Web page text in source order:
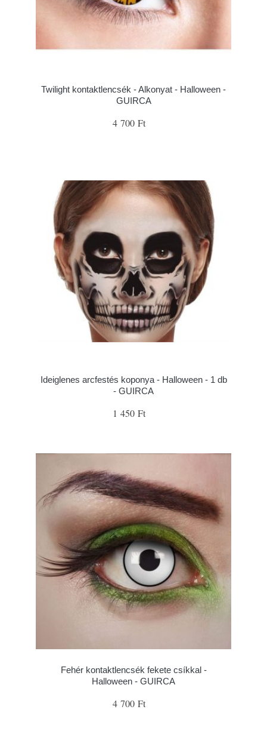
Twilight kontaktlencsék - Alkonyat - Halloween -
GUIRCA
4 700 Ft
Ideiglenes arcfestés koponya - Halloween - 1 db
- GUIRCA
1 450 Ft
Fehér kontaktlencsék fekete csíkkal -
Halloween - GUIRCA
4 700 Ft